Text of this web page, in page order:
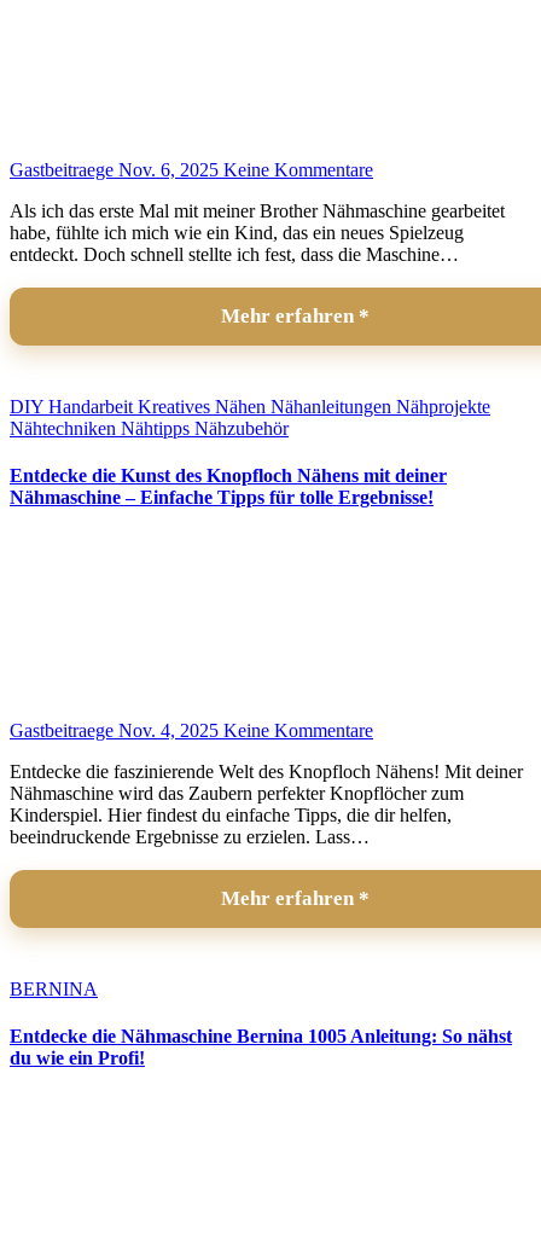
Gastbeitraege Nov. 6, 2025 Keine Kommentare
Als ich das erste Mal mit meiner Brother Nähmaschine gearbeitet
habe, fühlte ich mich wie ein Kind, das ein neues Spielzeug
entdeckt. Doch schnell stellte ich fest, dass die Maschine…
Mehr erfahren
DIY Handarbeit Kreatives Nähen Nähanleitungen Nähprojekte
Nähtechniken Nähtipps Nähzubehör
Entdecke die Kunst des Knopfloch Nähens mit deiner
Nähmaschine – Einfache Tipps für tolle Ergebnisse!
Gastbeitraege Nov. 4, 2025 Keine Kommentare
Entdecke die faszinierende Welt des Knopfloch Nähens! Mit deiner
Nähmaschine wird das Zaubern perfekter Knopflöcher zum
Kinderspiel. Hier findest du einfache Tipps, die dir helfen,
beeindruckende Ergebnisse zu erzielen. Lass…
Mehr erfahren
BERNINA
Entdecke die Nähmaschine Bernina 1005 Anleitung: So nähst
du wie ein Profi!